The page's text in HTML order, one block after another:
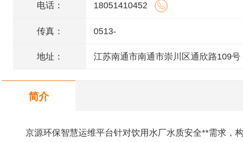
电话： 18051410452
传真： 0513-
地址： 江苏南通市南通市崇川区通欣路109号
简介
京源环保智慧运维平台针对饮用水厂水质安全**需求，